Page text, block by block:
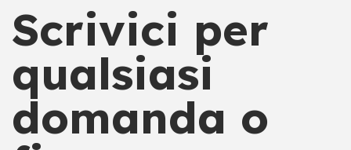
Scrivici per
qualsiasi
domanda o